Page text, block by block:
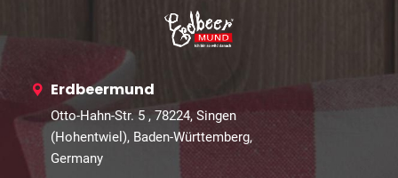
Erdbeermund
Otto-Hahn-Str. 5 , 78224, Singen
(Hohentwiel), Baden-Württemberg,
Germany